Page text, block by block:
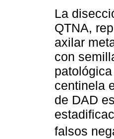
La
QTNA,
axilar
con
centinela
de DAD
falsos